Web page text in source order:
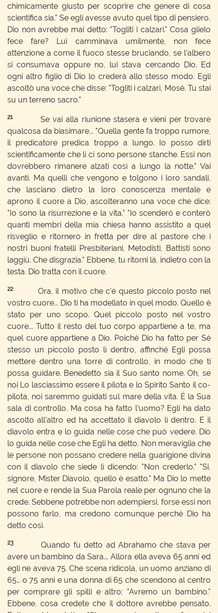
chimicamente giusto per scoprire che genere di cosa
scientifica sia." Se egli avesse avuto quel tipo di pensiero,
Dio non avrebbe mai detto: "Togliti i calzari." Cosa glielo
fece fare? Lui camminava umilmente, non fece
attenzione a come il fuoco stesse bruciando, se l’albero
si consumava oppure no, lui stava cercando Dio. Ed
ogni altro figlio di Dio lo crederà allo stesso modo. Egli
ascoltò una voce che disse: "Togliti i calzari, Mosè. Tu stai
su un terreno sacro."
21Se vai alla riunione stasera e vieni per trovare
qualcosa da biasimare... "Quella gente fa troppo rumore,
il predicatore predica troppo a lungo. Io posso dirti
scientificamente che lì ci sono persone stanche. Essi non
dovrebbero rimanere alzati così a lungo la notte." Vai
avanti. Ma quelli che vengono e tolgono i loro sandali,
che lasciano dietro la loro conoscenza mentale e
aprono il cuore a Dio, ascolteranno una voce che dice:
"Io sono la risurrezione e la vita." "Io scenderò e conterò
quanti membri della mia chiesa hanno assistito a quel
risveglio e ritornerò in fretta per dire al pastore che i
nostri buoni fratelli Presbiteriani, Metodisti, Battisti sono
laggiù. Che disgrazia." Ebbene, tu ritorni là, indietro con la
testa. Dio tratta con il cuore.
22Ora, il motivo che c’è questo piccolo posto nel
vostro cuore... Dio ti ha modellato in quel modo. Quello è
stato per uno scopo. Quel piccolo posto nel vostro
cuore... Tutto il resto del tuo corpo appartiene a te, ma
quel cuore appartiene a Dio. Poiché Dio ha fatto per Sé
stesso un piccolo posto lì dentro, affinché Egli possa
mettere dentro una torre di controllo, in modo che ti
possa guidare. Benedetto sia il Suo santo nome. Oh, se
noi Lo lasciassimo essere il pilota e lo Spirito Santo il co-
pilota, noi saremmo guidati sul mare della vita. È la Sua
sala di controllo. Ma cosa ha fatto l’uomo? Egli ha dato
ascolto all’altro ed ha accettato il diavolo lì dentro. E il
diavolo entra e lo guida nelle cose che può vedere. Dio
lo guida nelle cose che Egli ha detto. Non meraviglia che
le persone non possano credere nella guarigione divina
con il diavolo che siede lì dicendo: "Non crederlo." "Si,
signore, Mister Diavolo, quello è esatto." Ma Dio lo mette
nel cuore e rende la Sua Parola reale per ognuno che la
crede. Sebbene potrebbe non adempiersi, forse essi non
possono farlo, ma credono comunque perché Dio ha
detto così.
23Quando fu detto ad Abrahamo che stava per
avere un bambino da Sara... Allora ella aveva 65 anni ed
egli ne aveva 75. Che scena ridicola, un uomo anziano di
65… o 75 anni e una donna di 65 che scendono al centro
per comprare gli spilli e altro: "Avremo un bambino."
Ebbene, cosa credete che il dottore avrebbe pensato.